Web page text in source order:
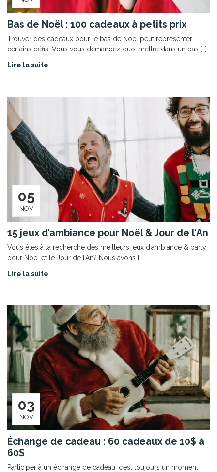
Bas de Noël : 100 cadeaux à petits prix
Trouver des cadeaux pour le bas de Noël peut représenter
certains défis. Vous vous demandez quoi mettre dans un bas […]
Lire la suite
05
NOV
15 jeux d’ambiance pour Noël & Jour de l’An
Vous êtes à la recherche des meilleurs jeux d’ambiance & party
pour Noël et le Jour de l’An? Nous avons […]
Lire la suite
03
NOV
Échange de cadeau : 60 cadeaux de 10$ à
60$
Participer à un échange de cadeau, c’est toujours un moment